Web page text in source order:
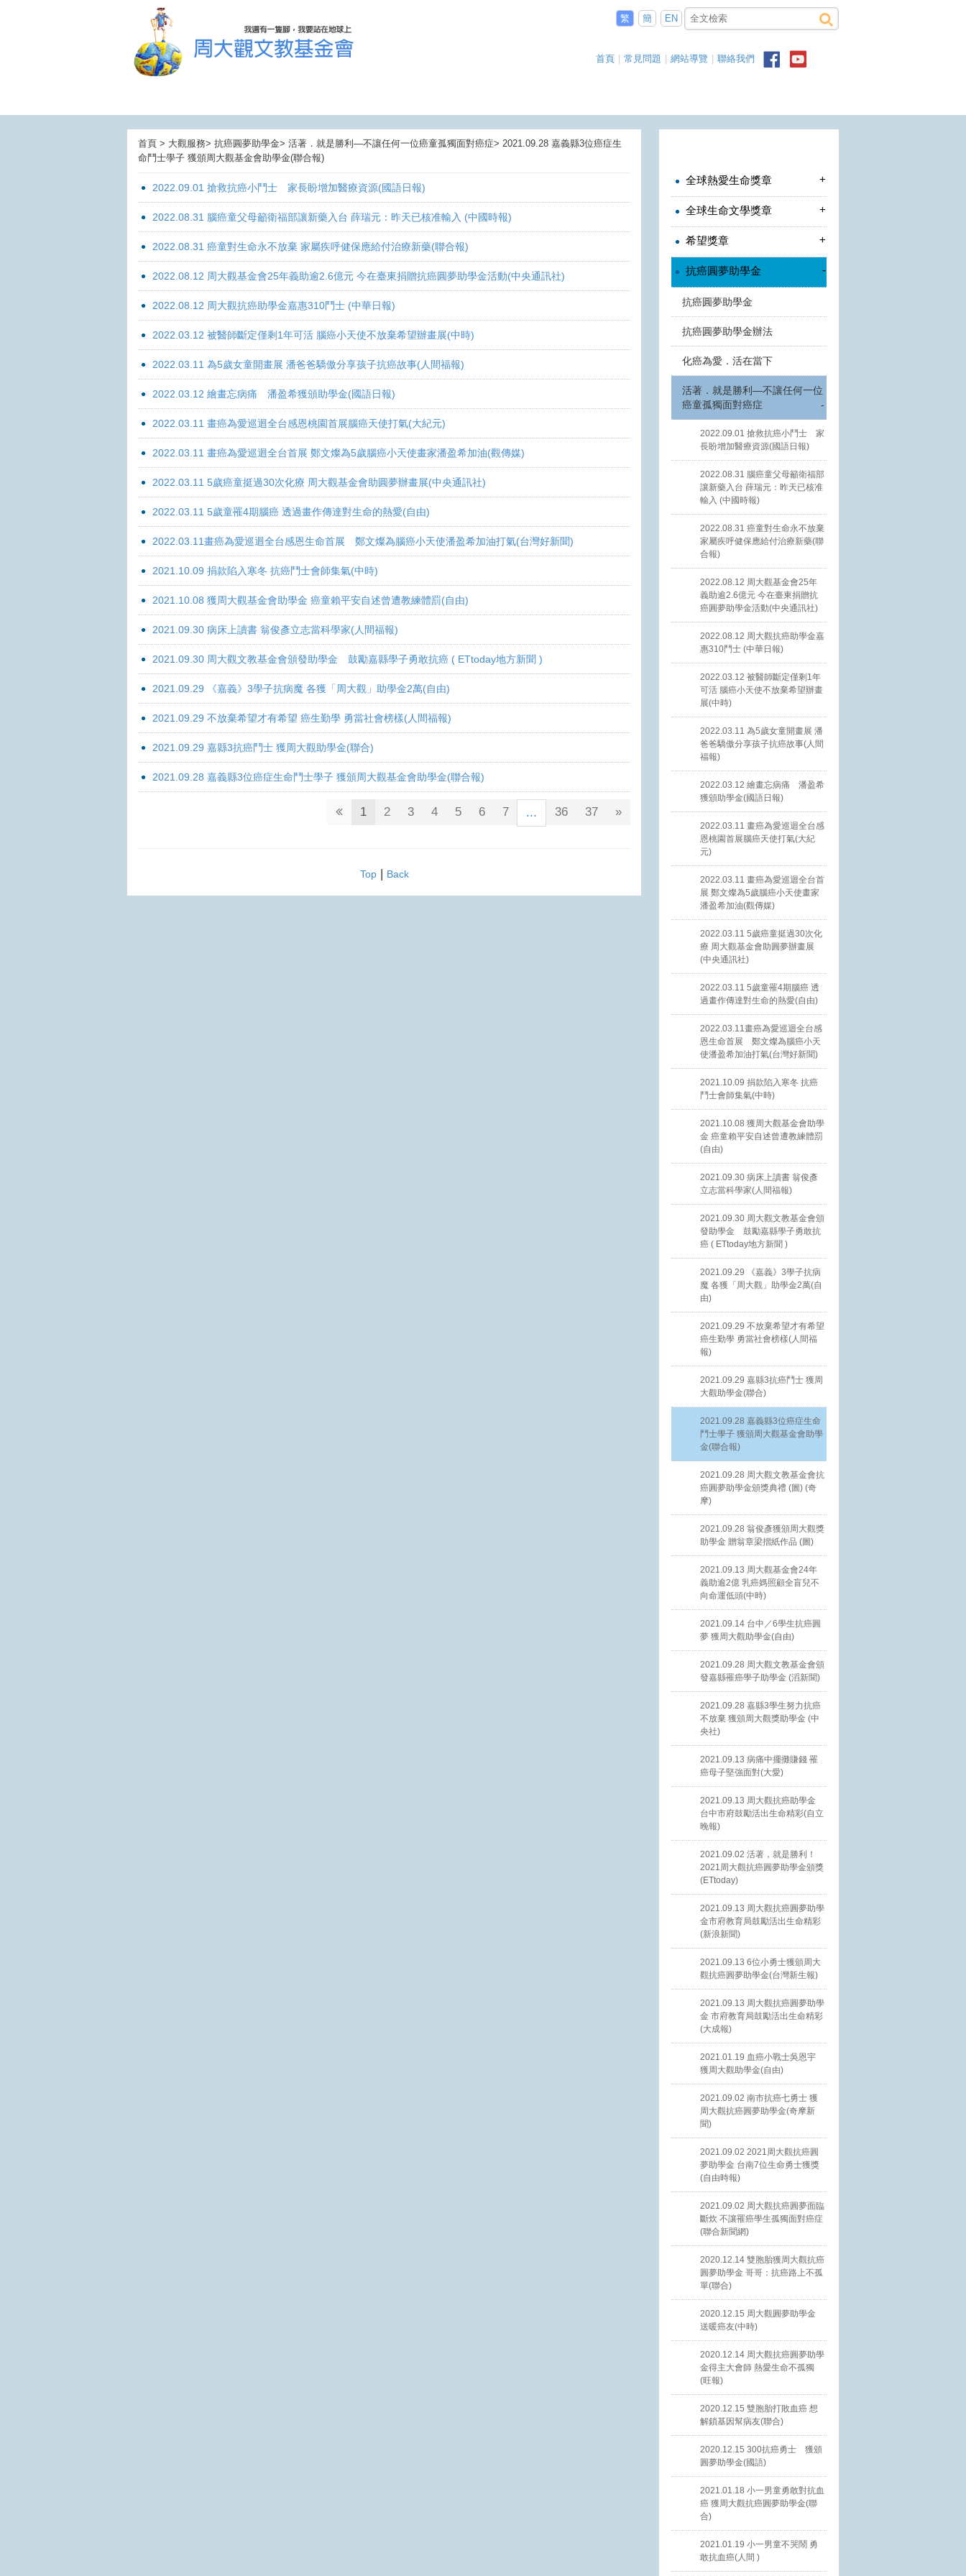
繁 簡 EN
首頁 常見問題 網站導覽 聯絡我們
首頁 > 大觀服務> 抗癌圓夢助學金> 活著．就是勝利—不讓任何一位癌童孤獨面對癌症> 2021.09.28 嘉義縣3位癌症生
命鬥士學子 獲頒周大觀基金會助學金(聯合報)
2022.09.01 搶救抗癌小鬥士 家長盼增加醫療資源(國語日報)
2022.08.31 腦癌童父母籲衛福部讓新藥入台 薛瑞元：昨天已核准輸入 (中國時報)
2022.08.31 癌童對生命永不放棄 家屬疾呼健保應給付治療新藥(聯合報)
2022.08.12 周大觀基金會25年義助逾2.6億元 今在臺東捐贈抗癌圓夢助學金活動(中央通訊社)
2022.08.12 周大觀抗癌助學金嘉惠310鬥士 (中華日報)
2022.03.12 被醫師斷定僅剩1年可活 腦癌小天使不放棄希望辦畫展(中時)
2022.03.11 為5歲女童開畫展 潘爸爸驕傲分享孩子抗癌故事(人間福報)
2022.03.12 繪畫忘病痛 潘盈希獲頒助學金(國語日報)
2022.03.11 畫癌為愛巡迴全台感恩桃園首展腦癌天使打氣(大紀元)
2022.03.11 畫癌為愛巡迴全台首展 鄭文燦為5歲腦癌小天使畫家潘盈希加油(觀傳媒)
2022.03.11 5歲癌童挺過30次化療 周大觀基金會助圓夢辦畫展(中央通訊社)
2022.03.11 5歲童罹4期腦癌 透過畫作傳達對生命的熱愛(自由)
2022.03.11畫癌為愛巡迴全台感恩生命首展 鄭文燦為腦癌小天使潘盈希加油打氣(台灣好新聞)
2021.10.09 捐款陷入寒冬 抗癌鬥士會師集氣(中時)
2021.10.08 獲周大觀基金會助學金 癌童賴平安自述曾遭教練體罰(自由)
2021.09.30 病床上讀書 翁俊彥立志當科學家(人間福報)
2021.09.30 周大觀文教基金會頒發助學金 鼓勵嘉縣學子勇敢抗癌 ( ETtoday地方新聞 )
2021.09.29 《嘉義》3學子抗病魔 各獲「周大觀」助學金2萬(自由)
2021.09.29 不放棄希望才有希望 癌生勤學 勇當社會榜樣(人間福報)
2021.09.29 嘉縣3抗癌鬥士 獲周大觀助學金(聯合)
2021.09.28 嘉義縣3位癌症生命鬥士學子 獲頒周大觀基金會助學金(聯合報)
1 2 3 4 5 6 7 ... 36 37 »
Top| Back
全球熱愛生命獎章 +
全球生命文學獎章 +
希望獎章 +
抗癌圓夢助學金 -
抗癌圓夢助學金
抗癌圓夢助學金辦法
化癌為愛．活在當下
活著．就是勝利—不讓任何一位
癌童孤獨面對癌症
-
2022.09.01 搶救抗癌小鬥士 家
長盼增加醫療資源(國語日報)
2022.08.31 腦癌童父母籲衛福部
讓新藥入台 薛瑞元：昨天已核准
輸入 (中國時報)
2022.08.31 癌童對生命永不放棄
家屬疾呼健保應給付治療新藥(聯
合報)
2022.08.12 周大觀基金會25年
義助逾2.6億元 今在臺東捐贈抗
癌圓夢助學金活動(中央通訊社)
2022.08.12 周大觀抗癌助學金嘉
惠310鬥士 (中華日報)
2022.03.12 被醫師斷定僅剩1年
可活 腦癌小天使不放棄希望辦畫
展(中時)
2022.03.11 為5歲女童開畫展 潘
爸爸驕傲分享孩子抗癌故事(人間
福報)
2022.03.12 繪畫忘病痛 潘盈希
獲頒助學金(國語日報)
2022.03.11 畫癌為愛巡迴全台感
恩桃園首展腦癌天使打氣(大紀
元)
2022.03.11 畫癌為愛巡迴全台首
展 鄭文燦為5歲腦癌小天使畫家
潘盈希加油(觀傳媒)
2022.03.11 5歲癌童挺過30次化
療 周大觀基金會助圓夢辦畫展
(中央通訊社)
2022.03.11 5歲童罹4期腦癌 透
過畫作傳達對生命的熱愛(自由)
2022.03.11畫癌為愛巡迴全台感
恩生命首展 鄭文燦為腦癌小天
使潘盈希加油打氣(台灣好新聞)
2021.10.09 捐款陷入寒冬 抗癌
鬥士會師集氣(中時)
2021.10.08 獲周大觀基金會助學
金 癌童賴平安自述曾遭教練體罰
(自由)
2021.09.30 病床上讀書 翁俊彥
立志當科學家(人間福報)
2021.09.30 周大觀文教基金會頒
發助學金 鼓勵嘉縣學子勇敢抗
癌 ( ETtoday地方新聞 )
2021.09.29 《嘉義》3學子抗病
魔 各獲「周大觀」助學金2萬(自
由)
2021.09.29 不放棄希望才有希望
癌生勤學 勇當社會榜樣(人間福
報)
2021.09.29 嘉縣3抗癌鬥士 獲周
大觀助學金(聯合)
2021.09.28 嘉義縣3位癌症生命
鬥士學子 獲頒周大觀基金會助學
金(聯合報)
2021.09.28 周大觀文教基金會抗
癌圓夢助學金頒獎典禮 (圖) (奇
摩)
2021.09.28 翁俊彥獲頒周大觀獎
助學金 贈翁章梁摺紙作品 (圖)
2021.09.13 周大觀基金會24年
義助逾2億 乳癌媽照顧全盲兒不
向命運低頭(中時)
2021.09.14 台中／6學生抗癌圓
夢 獲周大觀助學金(自由)
2021.09.28 周大觀文教基金會頒
發嘉縣罹癌學子助學金 (滔新聞)
2021.09.28 嘉縣3學生努力抗癌
不放棄 獲頒周大觀獎助學金 (中
央社)
2021.09.13 病痛中擺攤賺錢 罹
癌母子堅強面對(大愛)
2021.09.13 周大觀抗癌助學金
台中市府鼓勵活出生命精彩(自立
晚報)
2021.09.02 活著，就是勝利！
2021周大觀抗癌圓夢助學金頒獎
(ETtoday)
2021.09.13 周大觀抗癌圓夢助學
金市府教育局鼓勵活出生命精彩
(新浪新聞)
2021.09.13 6位小勇士獲頒周大
觀抗癌圓夢助學金(台灣新生報)
2021.09.13 周大觀抗癌圓夢助學
金 市府教育局鼓勵活出生命精彩
(大成報)
2021.01.19 血癌小戰士吳恩宇
獲周大觀助學金(自由)
2021.09.02 南市抗癌七勇士 獲
周大觀抗癌圓夢助學金(奇摩新
聞)
2021.09.02 2021周大觀抗癌圓
夢助學金 台南7位生命勇士獲獎
(自由時報)
2021.09.02 周大觀抗癌圓夢面臨
斷炊 不讓罹癌學生孤獨面對癌症
(聯合新聞網)
2020.12.14 雙胞胎獲周大觀抗癌
圓夢助學金 哥哥：抗癌路上不孤
單(聯合)
2020.12.15 周大觀圓夢助學金
送暖癌友(中時)
2020.12.14 周大觀抗癌圓夢助學
金得主大會師 熱愛生命不孤獨
(旺報)
2020.12.15 雙胞胎打敗血癌 想
解鎖基因幫病友(聯合)
2020.12.15 300抗癌勇士 獲頒
圓夢助學金(國語)
2021.01.18 小一男童勇敢對抗血
癌 獲周大觀抗癌圓夢助學金(聯
合)
2021.01.19 小一男童不哭鬧 勇
敢抗血癌(人間 )